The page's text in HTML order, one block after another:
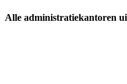
Alle administratiekantoren